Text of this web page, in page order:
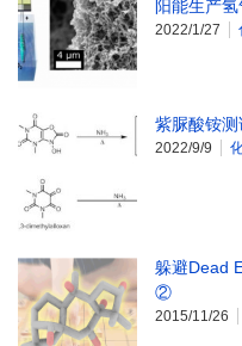
阳能生产氢
2022/1/27
紫脲酸铵
2022/9/9
躲避Dead
②
2015/11/26